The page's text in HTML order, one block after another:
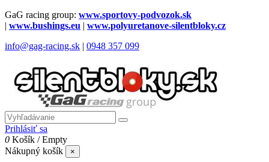
GaG racing group: www.sportovy-podvozok.sk
| www.bushings.eu | www.polyuretanove-silentbloky.cz
info@gag-racing.sk | 0948 357 099
Prihlásiť sa
0 Košík /Empty
Nákupný košík
×